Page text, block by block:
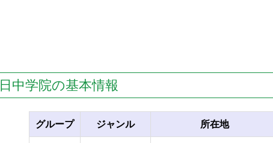
日中学院の基本情報
グループ ジャンル 所在地